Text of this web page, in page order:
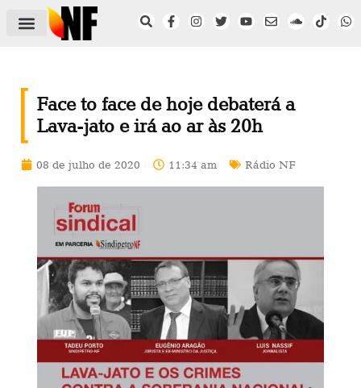
Face to face de hoje debaterá a
Lava-jato e irá ao ar às 20h
08 de julho de 2020 11:34 am Rádio NF